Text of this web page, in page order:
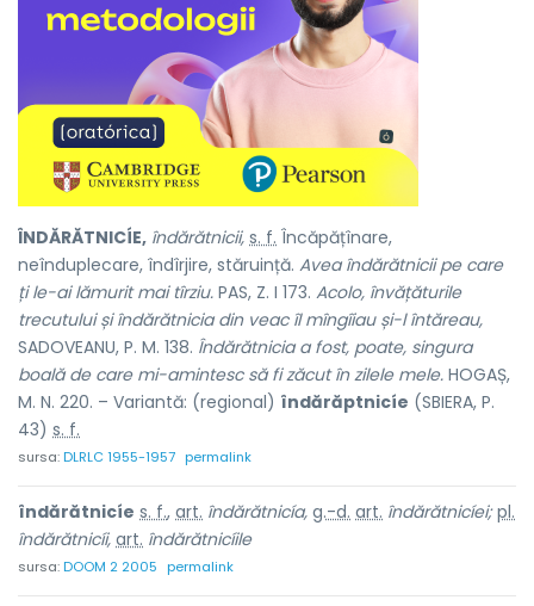
ÎNDĂRĂTNICÍE, îndărătnicii, s. f. Încăpățînare,
neînduplecare, îndîrjire, stăruință. Avea îndărătnicii pe care
ți le-ai lămurit mai tîrziu. PAS, Z. I 173. Acolo, învățăturile
trecutului și îndărătnicia din veac îl mîngîiau și-l întăreau,
SADOVEANU, P. M. 138. Îndărătnicia a fost, poate, singura
boală de care mi-amintesc să fi zăcut în zilele mele. HOGAȘ,
M. N. 220. – Variantă: (regional) îndărăptnicíe (SBIERA, P.
43) s. f.
sursa:DLRLC 1955-1957 permalink
îndărătnicíe s. f., art. îndărătnicía, g.-d. art. îndărătnicíei; pl.
îndărătnicíi, art. îndărătnicíile
sursa:DOOM 2 2005 permalink